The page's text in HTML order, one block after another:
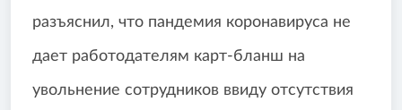
разъяснил, что пандемия коронавируса не
дает работодателям карт-бланш на
увольнение сотрудников ввиду отсутствия